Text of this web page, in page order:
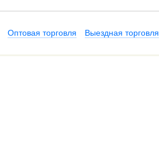
Оптовая торговля Выездная торговля